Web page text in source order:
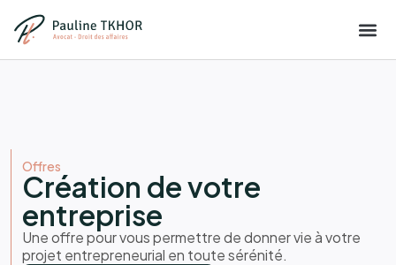
Offres
Création de votre
entreprise
Une offre pour vous permettre de donner vie à votre
projet entrepreneurial en toute sérénité.